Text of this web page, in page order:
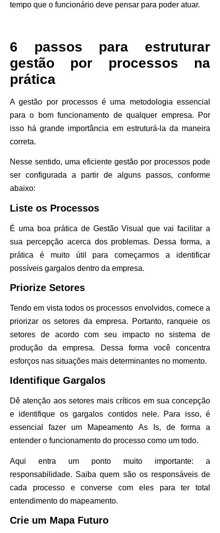
tempo que o funcionário deve pensar para poder atuar.
6 passos para estruturar
gestão por processos na
prática
A gestão por processos é uma metodologia essencial
para o bom funcionamento de qualquer empresa. Por
isso há grande importância em estruturá-la da maneira
correta.
Nesse sentido, uma eficiente gestão por processos pode
ser configurada a partir de alguns passos, conforme
abaixo:
Liste os Processos
É uma boa prática de Gestão Visual que vai facilitar a
sua percepção acerca dos problemas. Dessa forma, a
prática é muito útil para começarmos a identificar
possíveis gargalos dentro da empresa.
Priorize Setores
Tendo em vista todos os processos envolvidos, comece a
priorizar os setores da empresa. Portanto, ranqueie os
setores de acordo com seu impacto no sistema de
produção da empresa. Dessa forma você concentra
esforços nas situações mais determinantes no momento.
Identifique Gargalos
Dê atenção aos setores mais críticos em sua concepção
e identifique os gargalos contidos nele. Para isso, é
essencial fazer um Mapeamento As Is, de forma a
entender o funcionamento do processo como um todo.
Aqui entra um ponto muito importante: a
responsabilidade. Saiba quem são os responsáveis de
cada processo e converse com eles para ter total
entendimento do mapeamento.
Crie um Mapa Futuro